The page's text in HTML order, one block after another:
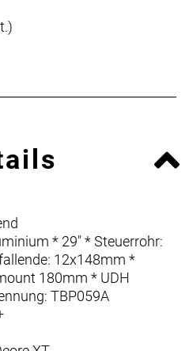
* 29" * Steuerrohr:
12x148mm *
180mm * UDH
TBP059A